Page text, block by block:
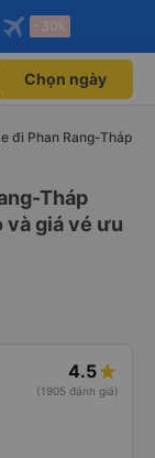
Mở app
Mở app
-30k
Chọn ngày
đi Phan Rang-Tháp
Tháp
và giá vé ưu
4.5
(1905 đánh giá)